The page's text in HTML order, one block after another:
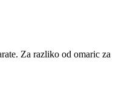
Za razliko od omaric za